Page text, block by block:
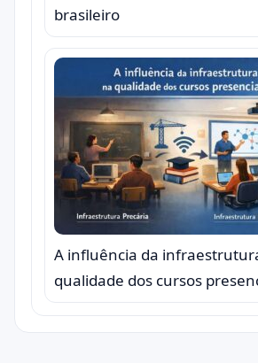
brasileiro
A influência da
qualidade dos cursos